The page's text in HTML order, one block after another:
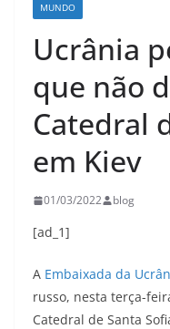
MUNDO
Ucrânia
que não
Catedral
em Kiev
01/03/2022 blog
[ad_1]
A Embaixada da
russo, nesta terça-
Catedral de Santa